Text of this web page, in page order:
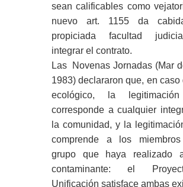
sean calificables como
nuevo art. 1155 da
propiciada facultad
integrar el contrato.
Las Novenas Jornadas (Mar
1983) declararon que, en caso
ecológico, la
corresponde a cualquier
la comunidad, y la
comprende a los
grupo que haya realizado
contaminante: el
Unificación satisface ambas